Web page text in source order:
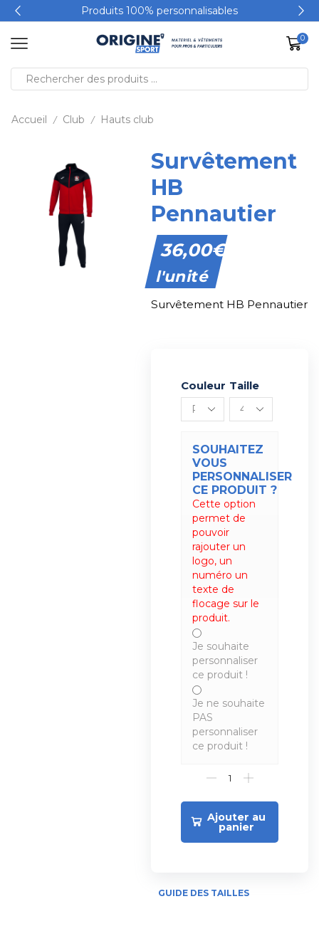
Produits 100% personnalisables
0
Accueil / Club / Hauts club
Survêtement
HB
Pennautier
36,00€
l'unité
Survêtement HB Pennautier
Couleur Taille
SOUHAITEZ
VOUS
PERSONNALISER
CE PRODUIT ?
Cette option
permet de
pouvoir
rajouter un
logo, un
numéro un
texte de
flocage sur le
produit.
Je souhaite
personnaliser
ce produit !
Je ne souhaite
PAS
personnaliser
ce produit !
Ajouter au
panier
Alternative:
GUIDE DES TAILLES